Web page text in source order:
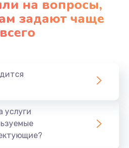
на вопросы,
задают чаще
всего
услуги